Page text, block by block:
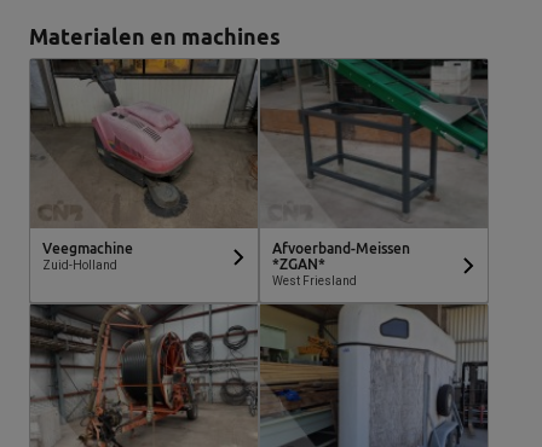
Materialen en machines
Veegmachine
Zuid-Holland
Afvoerband-Meissen
*ZGAN*
West Friesland